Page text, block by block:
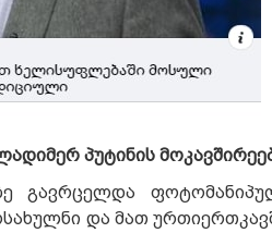
პუტინის
გავრცელდა
და მათ